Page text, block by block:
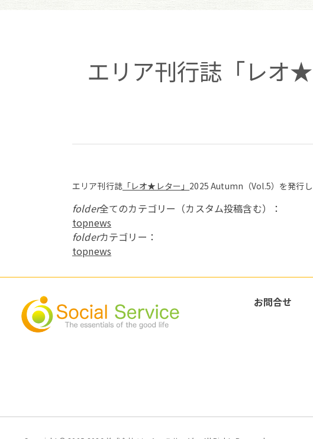
エリア刊行誌「レオ
エリア刊行誌「レオ★レター」 2025 Autumn（Vol.5）を発行し
folder全てのカテゴリー（カスタム投稿含む）：
topnews
folderカテゴリー：
topnews
お問合せ